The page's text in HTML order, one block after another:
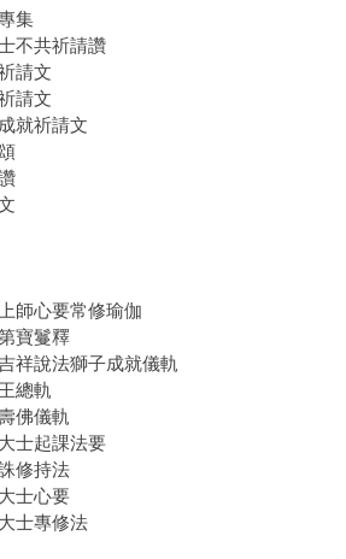
集
不共祈請讚
請文
請文
就祈請文
師心要常修瑜伽
寶鬘釋
祥說法獅子成就儀軌
總軌
佛儀軌
士起課法要
修持法
士心要
士專修法